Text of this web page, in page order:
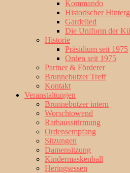
Kommando
Historischer
Gardelied
Die Uniform der
Historie
Präsidium seit 1975
Orden seit 1975
Partner & Förderer
Brunnebutzer Treff
Kontakt
Veranstaltungen
Brunnebutzer intern
Worschtowend
Rathausstürmung
Ordensempfang
Sitzungen
Damensitzung
Kindermaskenball
Heringsessen